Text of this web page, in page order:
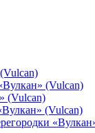
(Vulcan)
(Vulcan)
(Vulcan)